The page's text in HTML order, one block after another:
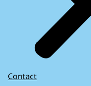
Contact